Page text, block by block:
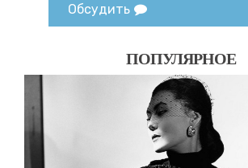
Обсудить
ПОПУЛЯРНОЕ